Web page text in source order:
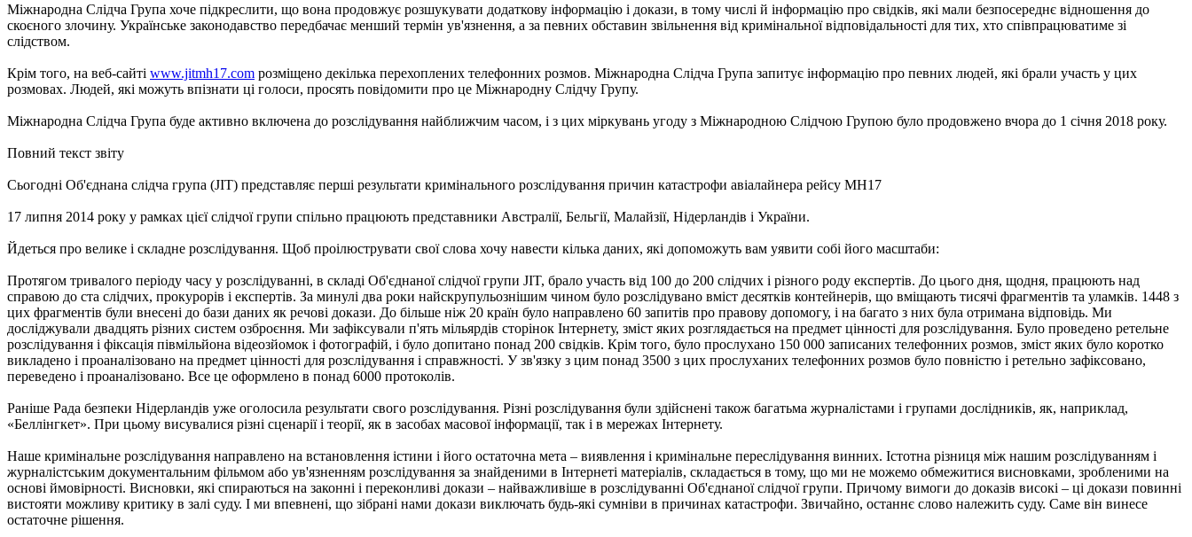
Міжнародна Слідча Група хоче підкреслити, що вона продовжує розшукувати додаткову інформацію і докази, в тому числі й інформацію про свідків, які мали безпосереднє відношення до
скоєного злочину. Українське законодавство передбачає менший термін ув'язнення, а за певних обставин звільнення від кримінальної відповідальності для тих, хто співпрацюватиме зі
слідством.
Крім того, на веб-сайті www.jitmh17.com розміщено декілька перехоплених телефонних розмов. Міжнародна Слідча Група запитує інформацію про певних людей, які брали участь у цих
розмовах. Людей, які можуть впізнати ці голоси, просять повідомити про це Міжнародну Слідчу Групу.
Міжнародна Слідча Група буде активно включена до розслідування найближчим часом, і з цих міркувань угоду з Міжнародною Слідчою Групою було продовжено вчора до 1 січня 2018 року.
Повний текст звіту
Сьогодні Об'єднана слідча група (JIT) представляє перші результати кримінального розслідування причин катастрофи авіалайнера рейсу МН17
17 липня 2014 року у рамках цієї слідчої групи спільно працюють представники Австралії, Бельгії, Малайзії, Нідерландів і України.
Йдеться про велике і складне розслідування. Щоб проілюструвати свої слова хочу навести кілька даних, які допоможуть вам уявити собі його масштаби:
Протягом тривалого періоду часу у розслідуванні, в складі Об'єднаної слідчої групи JIT, брало участь від 100 до 200 слідчих і різного роду експертів. До цього дня, щодня, працюють над
справою до ста слідчих, прокурорів і експертів. За минулі два роки найскрупульознішим чином було розслідувано вміст десятків контейнерів, що вміщають тисячі фрагментів та уламків. 1448 з
цих фрагментів були внесені до бази даних як речові докази. До більше ніж 20 країн було направлено 60 запитів про правову допомогу, і на багато з них була отримана відповідь. Ми
досліджували двадцять різних систем озброєння. Ми зафіксували п'ять мільярдів сторінок Інтернету, зміст яких розглядається на предмет цінності для розслідування. Було проведено ретельне
розслідування і фіксація півмільйона відеозйомок і фотографій, і було допитано понад 200 свідків. Крім того, було прослухано 150 000 записаних телефонних розмов, зміст яких було коротко
викладено і проаналізовано на предмет цінності для розслідування і справжності. У зв'язку з цим понад 3500 з цих прослуханих телефонних розмов було повністю і ретельно зафіксовано,
переведено і проаналізовано. Все це оформлено в понад 6000 протоколів.
Раніше Рада безпеки Нідерландів уже оголосила результати свого розслідування. Різні розслідування були здійснені також багатьма журналістами і групами дослідників, як, наприклад,
«Беллінгкет». При цьому висувалися різні сценарії і теорії, як в засобах масової інформації, так і в мережах Інтернету.
Наше кримінальне розслідування направлено на встановлення істини і його остаточна мета – виявлення і кримінальне переслідування винних. Істотна різниця між нашим розслідуванням і
журналістським документальним фільмом або ув'язненням розслідування за знайденими в Інтернеті матеріалів, складається в тому, що ми не можемо обмежитися висновками, зробленими на
основі ймовірності. Висновки, які спираються на законні і переконливі докази – найважливіше в розслідуванні Об'єднаної слідчої групи. Причому вимоги до доказів високі – ці докази повинні
вистояти можливу критику в залі суду. І ми впевнені, що зібрані нами докази виключать будь-які сумніви в причинах катастрофи. Звичайно, останнє слово належить суду. Саме він винесе
остаточне рішення.